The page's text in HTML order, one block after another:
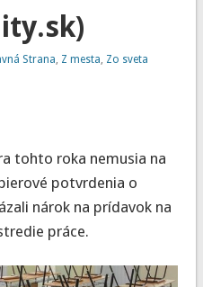
Strana, Z mesta, Zo sveta
tohto roka nemusia na
potvrdenia o
nárok na prídavok na
práce.